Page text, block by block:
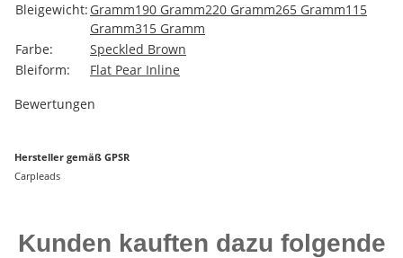
Bleigewicht: Gramm190 Gramm220 Gramm265 Gramm115
Gramm315 Gramm
Farbe:
Speckled Brown
Bleiform:
Flat Pear Inline
Bewertungen
Hersteller gemäß GPSR
Carpleads
Kunden kauften dazu folgende